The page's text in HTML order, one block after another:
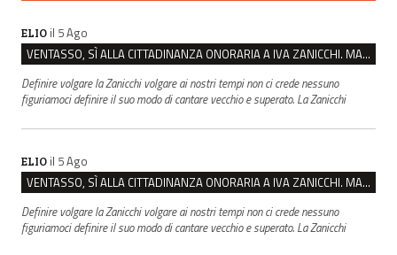
ELIO il 5 Ago
VENTASSO, SÌ ALLA CITTADINANZA ONORARIA A IVA ZANICCHI. MA BARGIACCHI: “È DI PESSIMO GUSTO”
Definire volgare la Zanicchi volgare ai nostri tempi non ci crede nessuno
figuriamoci definire il suo modo di cantare vecchio e superato. La Zanicchi
ELIO il 5 Ago
VENTASSO, SÌ ALLA CITTADINANZA ONORARIA A IVA ZANICCHI. MA BARGIACCHI: “È DI PESSIMO GUSTO”
Definire volgare la Zanicchi volgare ai nostri tempi non ci crede nessuno
figuriamoci definire il suo modo di cantare vecchio e superato. La Zanicchi